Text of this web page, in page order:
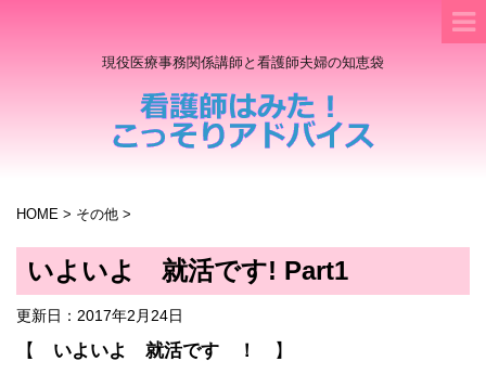
現役医療事務関係講師と看護師夫婦の知恵袋
HOME > その他 >
いよいよ 就活です! Part1
更新日： 2017年2月24日
【 いよいよ 就活です ！ 】